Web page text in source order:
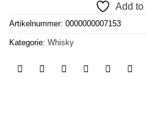
Add
Artikelnummer: 0000000007153
Kategorie: Whisky